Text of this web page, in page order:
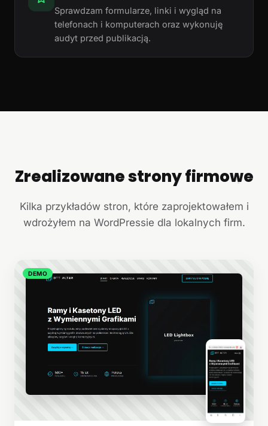
Sprawdzam formularze, linki i wygląd na
telefonach i komputerach oraz wykonuję
audyt przed publikacją.
+
Zrealizowane strony firmowe
Kilka przykładów stron, które zaprojektowałem i
wdrożyłem na WordPressie dla lokalnych firm.
DEMO